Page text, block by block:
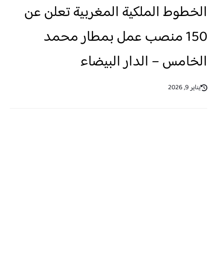
الخطوط الملكية المغربية تعلن عن
150 منصب عمل بمطار محمد
الخامس – الدار البيضاء
يناير 9, 2026